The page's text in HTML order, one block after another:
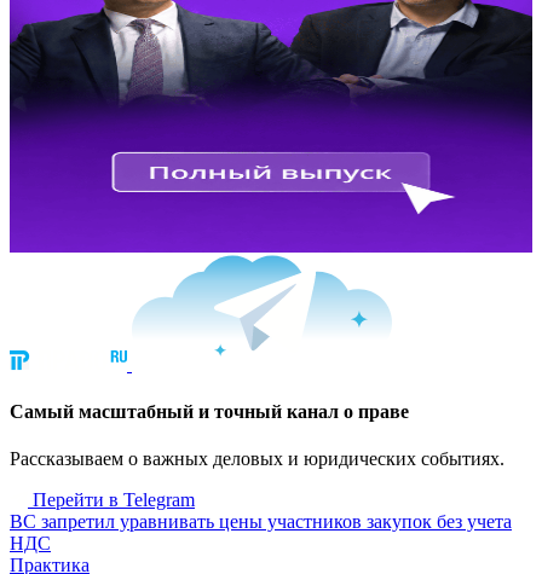
Cамый масштабный и точный канал о праве
Рассказываем о важных деловых и юридических событиях.
Перейти в Telegram
ВС запретил уравнивать цены участников закупок без учета
НДС
Практика